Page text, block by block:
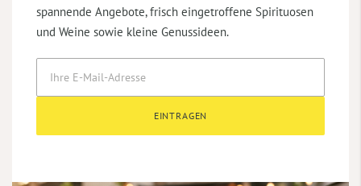
spannende Angebote, frisch eingetroffene Spirituosen
und Weine sowie kleine Genussideen.
EINTRAGEN